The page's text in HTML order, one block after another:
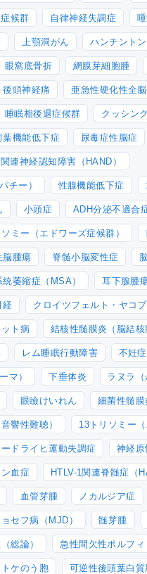
候群 自律神経失調症
上顎洞がん ハンチント
眼窩底骨折 網膜芽細胞腫
後頭神経痛 亜急性硬化性全
睡眠相後退症候群 クッシン
葉機能低下症 尿毒症性脳症
連神経認知障害（HAND）
チー） 性腺機能低下症
小頭症 ADH分泌不適合
ミー（エドワーズ症候群）
脳腫瘍 脊髄小脳変性症
統萎縮症（MSA） 耳下腺腫
経 クロイツフェルト・ヤコ
ト病 結核性髄膜炎（脳結核
レム睡眠行動障害 不妊症
マ） 下垂体炎 ラヌラ（
眼瞼けいれん 細菌性髄膜
響性難聴） 13トリソミー（
ドライヒ運動失調症 神経原
血症 HTLV-1関連脊髄症（
血管芽腫 ノカルジア症
セフ病（MJD） 髄芽腫
総論） 急性間欠性ポルフィ
トケのう胞 可逆性後頭葉白